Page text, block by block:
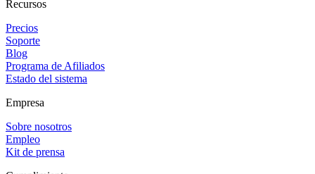
Recursos
Precios
Soporte
Blog
Programa de Afiliados
Estado del sistema
Empresa
Sobre nosotros
Empleo
Kit de prensa